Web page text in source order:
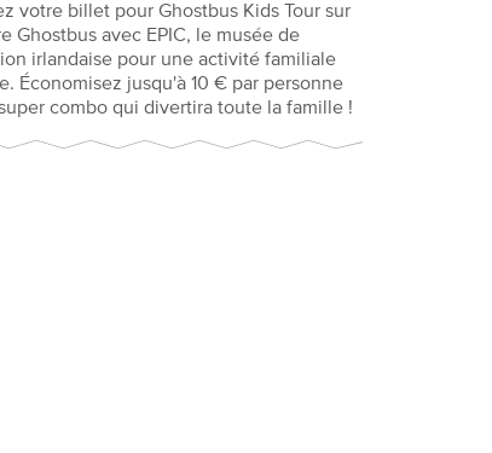
votre billet pour Ghostbus Kids Tour sur
Ghostbus avec EPIC, le musée de
irlandaise pour une activité familiale
Économisez jusqu'à 10 € par personne
combo qui divertira toute la famille !